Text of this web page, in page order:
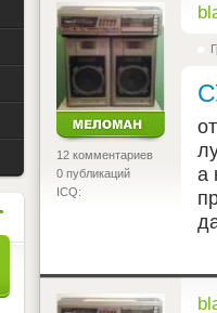
<
12 комментариев
0 публикаций
ICQ:
а
<